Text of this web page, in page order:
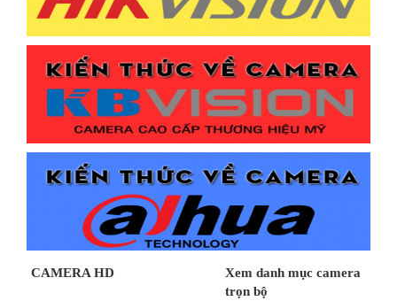
CAMERA HD
Xem danh mục camera
trọn bộ